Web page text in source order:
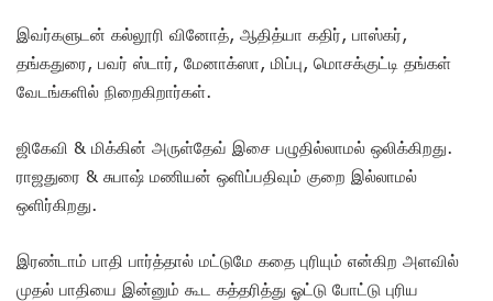
இவர்களுடன் கல்லூரி வினோத், ஆதித்யா கதிர், பாஸ்கர்,
தங்கதுரை, பவர் ஸ்டார், மேனாக்ஸா, மிப்பு, மொசக்குட்டி தங்கள்
வேடங்களில் நிறைகிறார்கள்.
ஜிகேவி & மிக்கின் அருள்தேவ் இசை பழுதில்லாமல் ஒலிக்கிறது.
ராஜதுரை & சுபாஷ் மணியன் ஒளிப்பதிவும் குறை இல்லாமல்
ஒளிர்கிறது.
இரண்டாம் பாதி பார்த்தால் மட்டுமே கதை புரியும் என்கிற அளவில்
முதல் பாதியை இன்னும் கூட கத்தரித்து ஓட்டு போட்டு புரிய